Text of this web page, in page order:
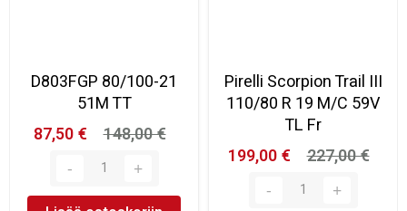
D803FGP 80/100-21
51M TT
87,50 €
148,00 €
Pirelli Scorpion Trail III
110/80 R 19 M/C 59V
TL Fr
199,00 €
227,00 €